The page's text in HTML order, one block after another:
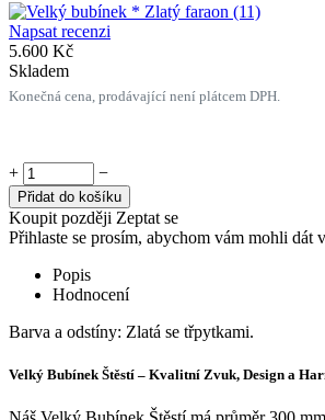
Napsat recenzi
5.600 Kč
Skladem
Konečná cena, prodávající není plátcem DPH.
+ −
Přidat do košíku
Koupit později Zeptat se
Přihlaste se prosím, abychom vám mohli dát
Popis
Hodnocení
Barva a odstíny: Zlatá se třpytkami.
Velký Bubínek Štěstí – Kvalitní Zvuk, Design a